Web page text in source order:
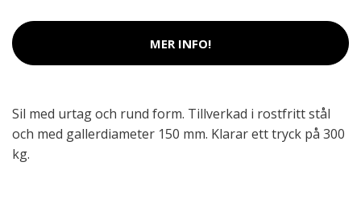
MER INFO!
Sil med urtag och rund form. Tillverkad i rostfritt stål
och med gallerdiameter 150 mm. Klarar ett tryck på 300
kg.